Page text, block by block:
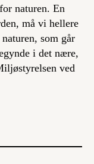
naturen. En
må vi hellere
som går
i det nære,
ved